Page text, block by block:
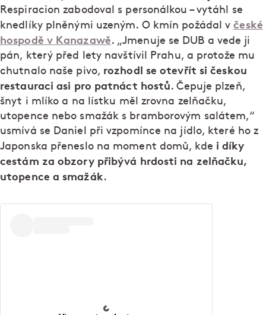
Respiracion zabodoval s personálkou – vytáhl se
knedlíky plněnými uzeným. O kmín požádal včeské
hospodě v Kanazawě. „Jmenuje se DUB a vede ji
pán, který před lety navštívil Prahu, a protože mu
chutnalo naše pivo, rozhodl se otevřít si českou
restauraci asi pro patnáct hostů. Čepuje plzeň,
šnyt i mlíko a na lístku měl zrovna zelňačku,
utopence nebo smažák s bramborovým salátem,“
usmívá se Daniel při vzpomínce na jídlo, které ho z
Japonska přeneslo na moment domů, kde i díky
cestám za obzory přibývá hrdosti na zelňačku,
utopence a smažák.